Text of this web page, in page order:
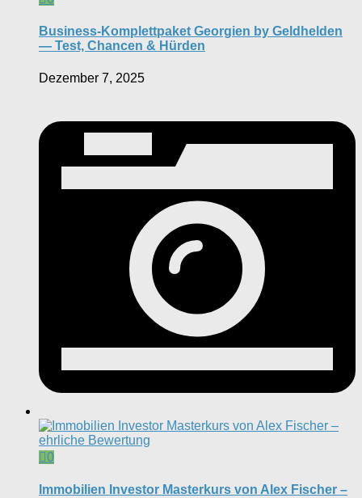
Business-Komplettpaket Georgien by Geldhelden
— Test, Chancen & Hürden
Dezember 7, 2025
0
Immobilien Investor Masterkurs von Alex Fischer –